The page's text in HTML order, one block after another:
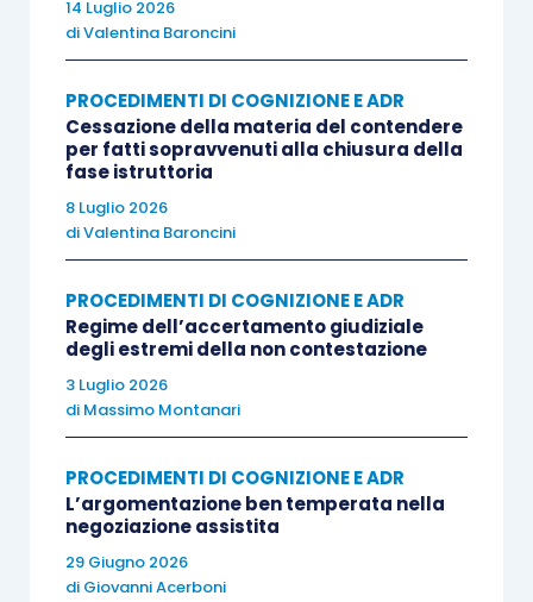
14 Luglio 2026
diValentina Baroncini
PROCEDIMENTI DI COGNIZIONE E ADR
Cessazione della materia del contendere
per fatti sopravvenuti alla chiusura della
fase istruttoria
8 Luglio 2026
diValentina Baroncini
PROCEDIMENTI DI COGNIZIONE E ADR
Regime dell’accertamento giudiziale
degli estremi della non contestazione
3 Luglio 2026
di Massimo Montanari
PROCEDIMENTI DI COGNIZIONE E ADR
L’argomentazione ben temperata nella
negoziazione assistita
29 Giugno 2026
di Giovanni Acerboni